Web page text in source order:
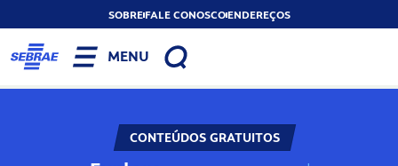
SOBREFALE CONOSCOENDEREÇOS
MENU
CONTEÚDOS GRATUITOS